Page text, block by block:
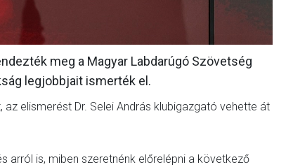
meg a Magyar Labdarúgó Szövetség
legjobbjait ismerték el.
elismerést Dr. Selei András klubigazgató vehette át
arról is, miben szeretnénk előrelépni a következő